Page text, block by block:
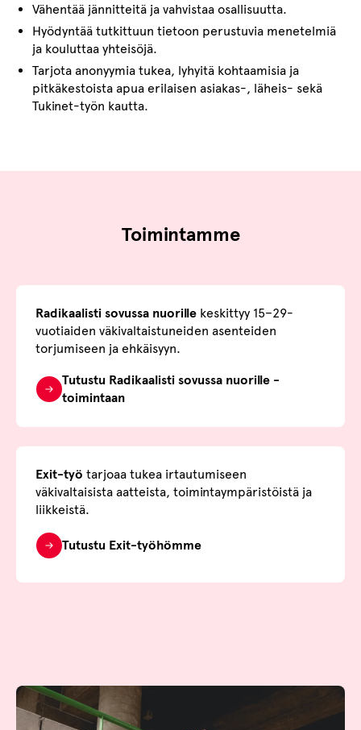
Vähentää jännitteitä ja vahvistaa osallisuutta.
Hyödyntää tutkittuun tietoon perustuvia menetelmiä
ja kouluttaa yhteisöjä.
Tarjota anonyymia tukea, lyhyitä kohtaamisia ja
pitkäkestoista apua erilaisen asiakas-, läheis- sekä
Tukinet-työn kautta.
Toimintamme
Radikaalisti sovussa nuorille keskittyy 15–29-
vuotiaiden väkivaltaistuneiden asenteiden
torjumiseen ja ehkäisyyn.
Tutustu Radikaalisti sovussa nuorille -
toimintaan
Exit-työ tarjoaa tukea irtautumiseen
väkivaltaisista aatteista, toimintaympäristöistä ja
liikkeistä.
Tutustu Exit-työhömme